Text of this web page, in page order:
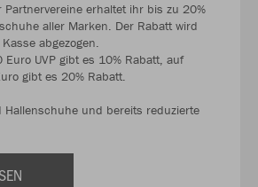
erhaltet ihr bis zu 20%
aller Marken. Der Rabatt wird
abgezogen.
UVP gibt es 10% Rabatt, auf
gibt es 20% Rabatt.
Hallenschuhe und bereits reduzierte